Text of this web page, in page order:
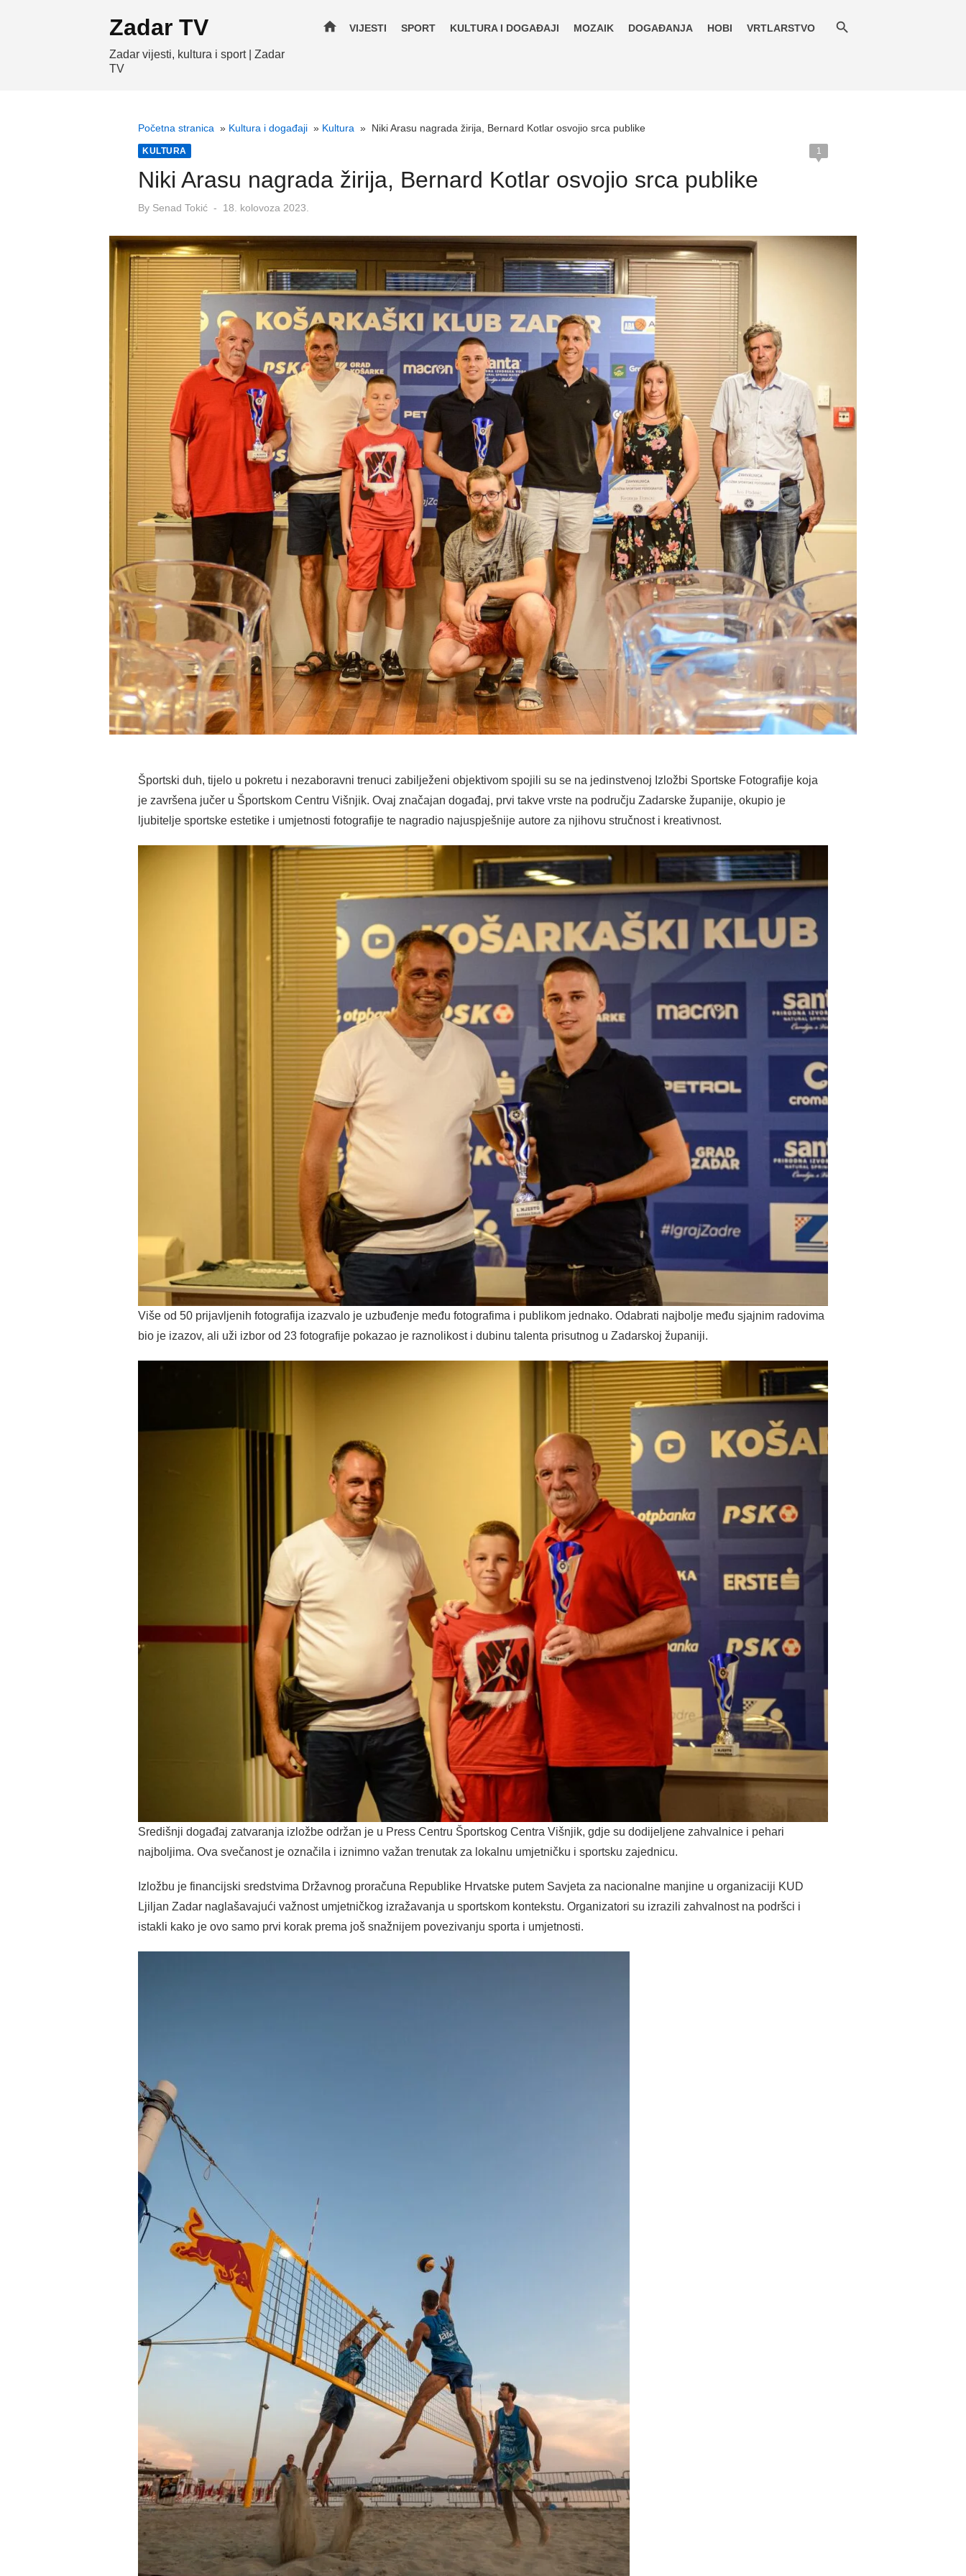
Zadar TV
Zadar vijesti, kultura i sport | Zadar
TV
home VIJESTI SPORT KULTURA I DOGAĐAJI MOZAIK DOGAĐANJA HOBI VRTLARSTVO
Početna stranica » Kultura i događaji » Kultura » Niki Arasu nagrada žirija, Bernard Kotlar osvojio srca publike
KULTURA 1
Niki Arasu nagrada žirija, Bernard Kotlar osvojio srca publike
By Senad Tokić
Posted
18. kolovoza 2023.
Športski duh, tijelo u pokretu i nezaboravni trenuci zabilježeni objektivom spojili su se na jedinstvenoj Izložbi Sportske Fotografije koja
je završena jučer u Športskom Centru Višnjik. Ovaj značajan događaj, prvi takve vrste na području Zadarske županije, okupio je
ljubitelje sportske estetike i umjetnosti fotografije te nagradio najuspješnije autore za njihovu stručnost i kreativnost.
Više od 50 prijavljenih fotografija izazvalo je uzbuđenje među fotografima i publikom jednako. Odabrati najbolje među sjajnim radovima
bio je izazov, ali uži izbor od 23 fotografije pokazao je raznolikost i dubinu talenta prisutnog u Zadarskoj županiji.
Središnji događaj zatvaranja izložbe održan je u Press Centru Športskog Centra Višnjik, gdje su dodijeljene zahvalnice i pehari
najboljima. Ova svečanost je označila i iznimno važan trenutak za lokalnu umjetničku i sportsku zajednicu.
Izložbu je financijski sredstvima Državnog proračuna Republike Hrvatske putem Savjeta za nacionalne manjine u organizaciji KUD
Ljiljan Zadar naglašavajući važnost umjetničkog izražavanja u sportskom kontekstu. Organizatori su izrazili zahvalnost na podršci i
istakli kako je ovo samo prvi korak prema još snažnijem povezivanju sporta i umjetnosti.